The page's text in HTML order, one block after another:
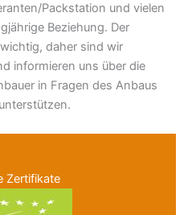
Packstation und vielen
Beziehung. Der
daher sind wir
informieren uns über die
in Fragen des Anbaus
Zertifikate